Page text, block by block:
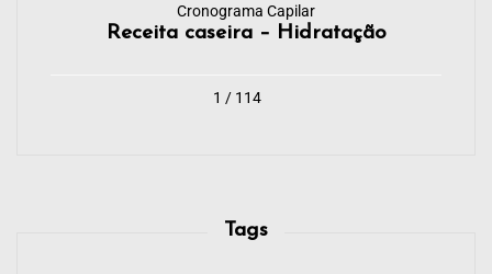
Cronograma Capilar
Receita caseira – Hidratação
1 / 114
Tags